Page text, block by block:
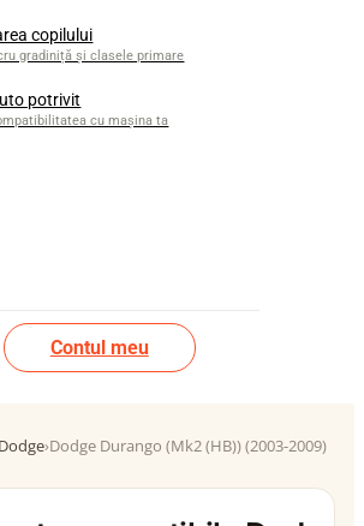
copilului
gradiniță și clasele primare
potrivit
cu mașina ta
Contul meu
Dodge›Dodge Durango (Mk2 (HB)) (2003-2009)